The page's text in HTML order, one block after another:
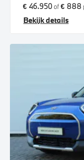
€ 46.950of€ 888
Bekijk details